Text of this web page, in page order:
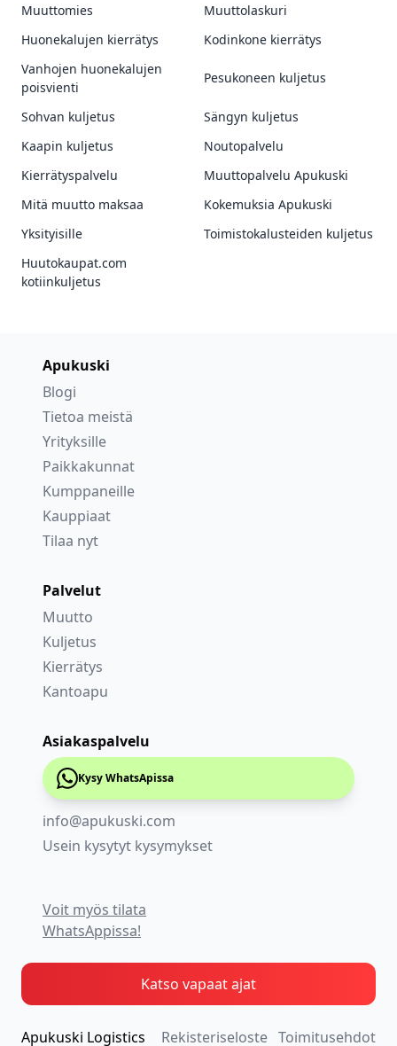
Muuttomies
Muuttolaskuri
Huonekalujen kierrätys
Kodinkone kierrätys
Vanhojen huonekalujen
poisvienti
Pesukoneen kuljetus
Sohvan kuljetus
Sängyn kuljetus
Kaapin kuljetus
Noutopalvelu
Kierrätyspalvelu
Muuttopalvelu Apukuski
Mitä muutto maksaa
Kokemuksia Apukuski
Yksityisille
Toimistokalusteiden kuljetus
Huutokaupat.com
kotiinkuljetus
Apukuski
Blogi
Tietoa meistä
Yrityksille
Paikkakunnat
Kumppaneille
Kauppiaat
Tilaa nyt
Palvelut
Muutto
Kuljetus
Kierrätys
Kantoapu
Asiakaspalvelu
Kysy WhatsApissa
info@apukuski.com
Usein kysytyt kysymykset
Voit myös tilata
WhatsAppissa!
Katso vapaat ajat
Apukuski Logistics Rekisteriseloste Toimitusehdot